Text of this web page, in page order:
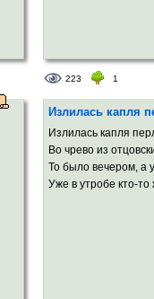
223 1
Излилась капля
Излилась капля
Во чрево из
То было вечером, а
Уже в утробе кто-то